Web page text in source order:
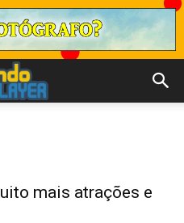
mais atrações e